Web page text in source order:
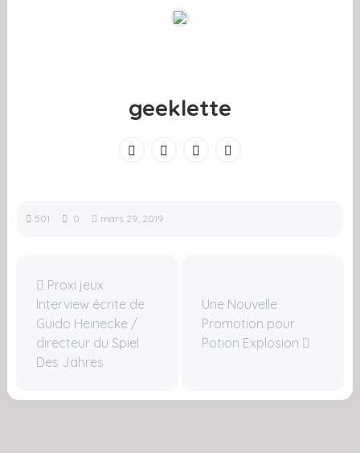
geeklette
501 0 mars 29, 2019
Proxi jeux
Interview écrite de
Guido Heinecke /
directeur du Spiel
Des Jahres
Une Nouvelle
Promotion pour
Potion Explosion